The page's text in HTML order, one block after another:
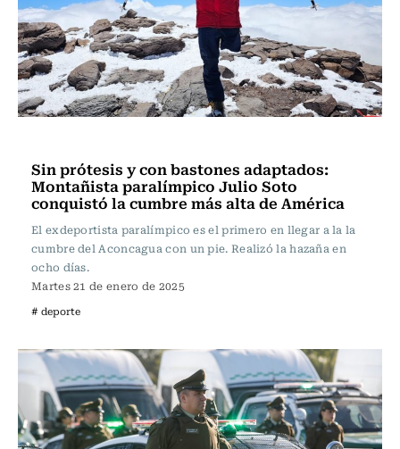
Sin prótesis y con bastones adaptados:
Montañista paralímpico Julio Soto
conquistó la cumbre más alta de América
El exdeportista paralímpico es el primero en llegar a la la
cumbre del Aconcagua con un pie. Realizó la hazaña en
ocho días.
Martes 21 de enero de 2025
# deporte